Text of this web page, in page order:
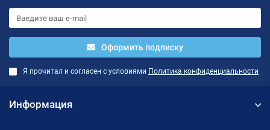
Оформить подписку
Я прочитал и согласен с условиями Политика конфиденциальности
Информация